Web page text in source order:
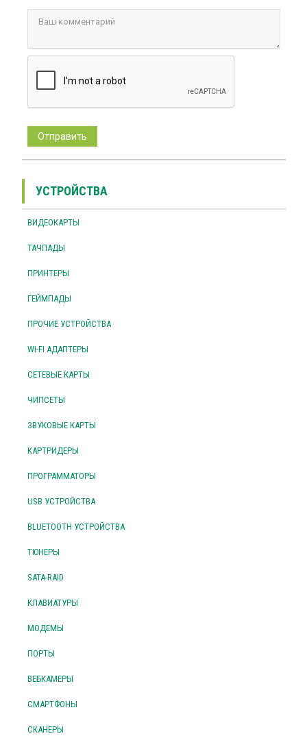
УСТРОЙСТВА
ВИДЕОКАРТЫ
ТАЧПАДЫ
ПРИНТЕРЫ
ГЕЙМПАДЫ
ПРОЧИЕ УСТРОЙСТВА
WI-FI АДАПТЕРЫ
СЕТЕВЫЕ КАРТЫ
ЧИПСЕТЫ
ЗВУКОВЫЕ КАРТЫ
КАРТРИДЕРЫ
ПРОГРАММАТОРЫ
USB УСТРОЙСТВА
BLUETOOTH УСТРОЙСТВА
ТЮНЕРЫ
SATA-RAID
КЛАВИАТУРЫ
МОДЕМЫ
ПОРТЫ
ВЕБКАМЕРЫ
СМАРТФОНЫ
СКАНЕРЫ